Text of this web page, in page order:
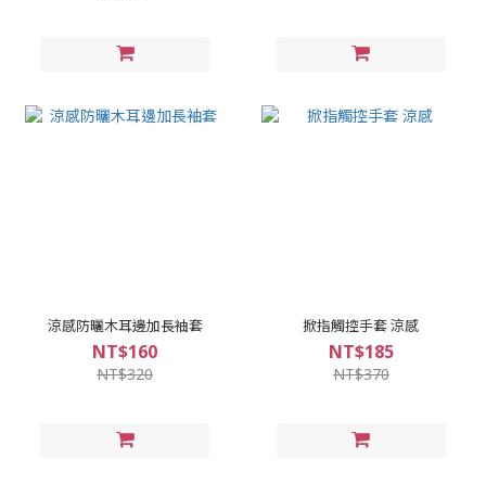
涼感防曬木耳邊加長袖套
NT$160
NT$320
掀指觸控手套 涼感
NT$185
NT$370